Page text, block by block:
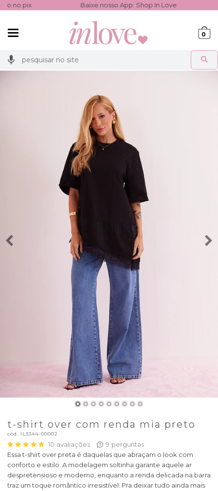
Baixe nosso App: Shop In Love Ganhe 3% de
0
Busca
t-shirt over com renda mia preto
cód. IL3344-00002
10 avaliações 9 perguntas
Essa t-shirt over preta é daquelas que abraçam o look com
conforto e estilo. A modelagem soltinha garante aquele ar
despretensioso e moderno, enquanto a renda delicada na barra
traz um toque romântico irresistível. Pra deixar tudo ainda mais